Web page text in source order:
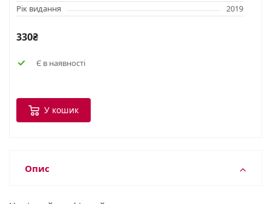
Рік видання
2019
330₴
Є в наявності
У кошик
Опис